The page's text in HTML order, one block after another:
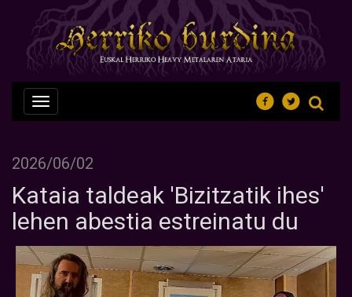
Nabegazioa
ireki
2026/06/02
Kataia taldeak 'Bizitzatik ihes'
lehen abestia estreinatu du